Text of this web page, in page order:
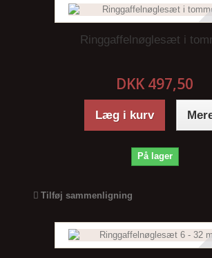
Ringgaffelnøglesæt i
DKK 497,50
Læg i kurv
På lager
Tilføj sammenligning